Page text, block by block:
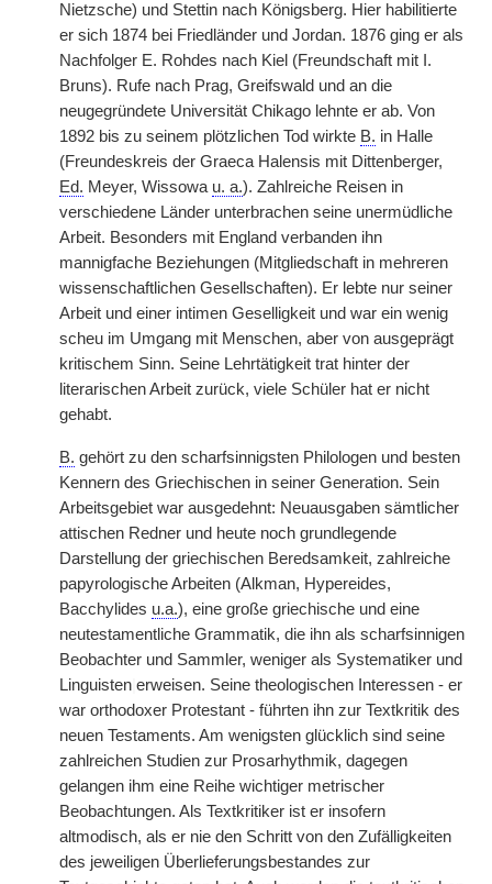
Nietzsche) und Stettin nach Königsberg. Hier habilitierte
er sich 1874 bei Friedländer und Jordan. 1876 ging er als
Nachfolger E. Rohdes nach Kiel (Freundschaft mit I.
Bruns). Rufe nach Prag, Greifswald und an die
neugegründete Universität Chikago lehnte er ab. Von
1892 bis zu seinem plötzlichen Tod wirkte B. in Halle
(Freundeskreis der Graeca Halensis mit Dittenberger,
Ed. Meyer, Wissowa u. a.). Zahlreiche Reisen in
verschiedene Länder unterbrachen seine unermüdliche
Arbeit. Besonders mit England verbanden ihn
mannigfache Beziehungen (Mitgliedschaft in mehreren
wissenschaftlichen Gesellschaften). Er lebte nur seiner
Arbeit und einer intimen Geselligkeit und war ein wenig
scheu im Umgang mit Menschen, aber von ausgeprägt
kritischem Sinn. Seine Lehrtätigkeit trat hinter der
literarischen Arbeit zurück, viele Schüler hat er nicht
gehabt.
B. gehört zu den scharfsinnigsten Philologen und besten
Kennern des Griechischen in seiner Generation. Sein
Arbeitsgebiet war ausgedehnt: Neuausgaben sämtlicher
attischen Redner und heute noch grundlegende
Darstellung der griechischen Beredsamkeit, zahlreiche
papyrologische Arbeiten (Alkman, Hypereides,
Bacchylides u.a.), eine große griechische und eine
neutestamentliche Grammatik, die ihn als scharfsinnigen
Beobachter und Sammler, weniger als Systematiker und
Linguisten erweisen. Seine theologischen Interessen - er
war orthodoxer Protestant - führten ihn zur Textkritik des
neuen Testaments. Am wenigsten glücklich sind seine
zahlreichen Studien zur Prosarhythmik, dagegen
gelangen ihm eine Reihe wichtiger metrischer
Beobachtungen. Als Textkritiker ist er insofern
altmodisch, als er nie den Schritt von den Zufälligkeiten
des jeweiligen Überlieferungsbestandes zur